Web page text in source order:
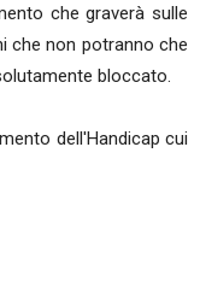
che graverà sulle
che non potranno che
bloccato.
dell'Handicap cui